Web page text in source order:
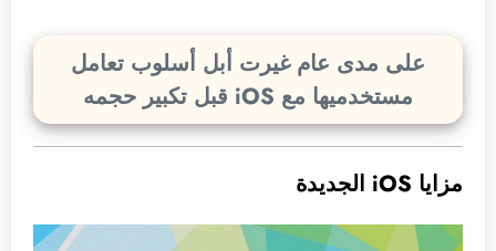
على مدى عام غيرت أبل أسلوب تعامل
مستخدميها مع iOS قبل تكبير حجمه
مزايا iOS الجديدة